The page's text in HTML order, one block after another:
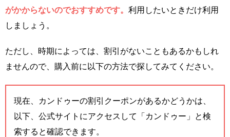
がかからないのでおすすめです。 利用したいときだけ利用
しましょう。
ただし、時期によっては、割引がないこともあるかもしれ
ませんので、購入前に以下の方法で探してみてください。
現在、カンドゥーの割引クーポンがあるかどうかは、
以下、公式サイトにアクセスして「カンドゥー」と検
索すると確認できます。